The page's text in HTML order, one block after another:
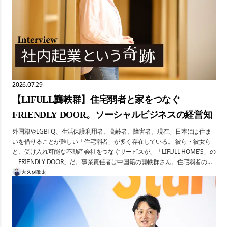
2026.07.29
【LIFULL龔軼群】住宅弱者と家をつなぐ
FRIENDLY DOOR。ソーシャルビジネスの経営知
外国籍やLGBTQ、生活保護利用者、高齢者、障害者。現在、日本には住ま
いを借りることが難しい「住宅弱者」が多く存在している。 彼ら・彼女ら
と、受け入れ可能な不動産会社をつなぐサービスが、「LIFULL HOME’S」の
「FRIENDLY DOOR」だ。事業責任者は中国籍の龔軼群さん。住宅弱者の苦
しみを、身をもって知っている。 2019年に立ち上がった同サービスは、
2026年時点で参画店舗数約7000店に拡大し、今も成長を続けている。 ビジ
ネスの継続・成長が難しいとされるソーシャル事業を、どのように推進して
いるのか。ソーシャル事業の成功ケース。経営の足取りをたどる。
大久保敬太